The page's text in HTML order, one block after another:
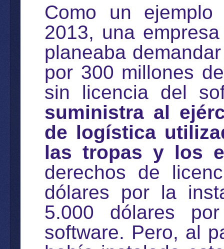
Como un
2013, una
planeaba
por 300 millones
sin licencia del
suministra al
de logística
las tropas y los
derechos de
dólares por la
5.000 dólares
software. Pero, al